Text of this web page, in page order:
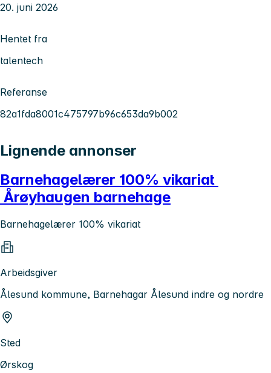
20. juni 2026
Hentet fra
talentech
Referanse
82a1fda8001c475797b96c653da9b002
Lignende annonser
Barnehagelærer 100% vikariat
Årøyhaugen barnehage
Barnehagelærer 100% vikariat
Arbeidsgiver
Ålesund kommune, Barnehagar Ålesund indre og nordre
Sted
Ørskog